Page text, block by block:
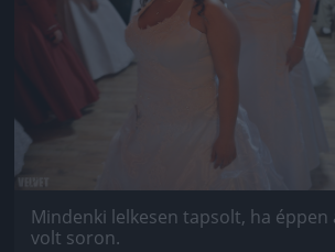
Mindenki lelkesen tapsolt, ha éppen
volt soron.